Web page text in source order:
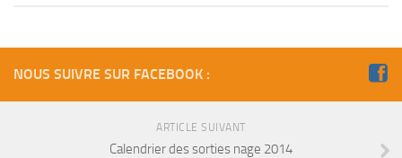
BIO SUB
Environnement et Biologie Sub
Lac Merveilleux
NOUS SUIVRE SUR FACEBOOK :
ARTICLE SUIVANT
Calendrier des sorties nage 2014